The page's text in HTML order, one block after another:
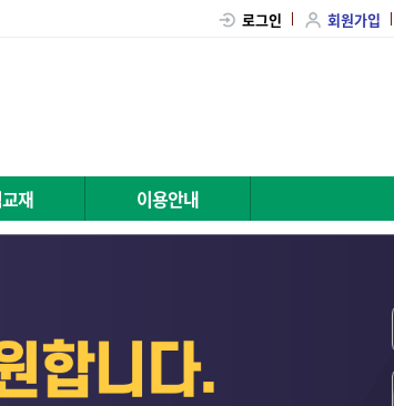
로그인 회원가입
재 이용안내